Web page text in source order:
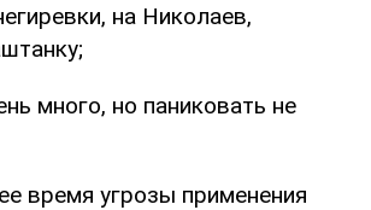
на Николаев,
много, но паниковать не
время угрозы применения